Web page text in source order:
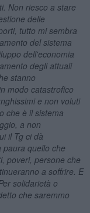
Non riesco a stare
delle
tutto mi sembra
del sistema
dell'economia
degli attuali
stanno
modo catastrofico
e non voluti
che è il sistema
a non
il Tg ci dà
quello che
poveri, persone che
a soffrire. E
solidarietà o
che saremmo